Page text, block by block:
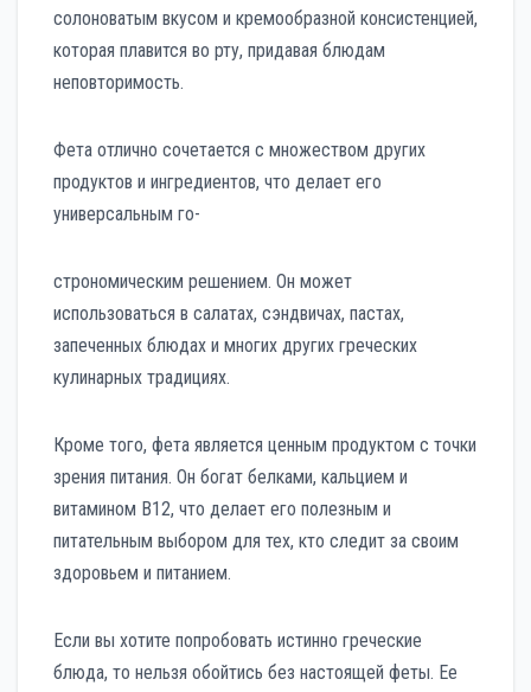
солоноватым вкусом и кремообразной консистенцией,
которая плавится во рту, придавая блюдам
неповторимость.
Фета отлично сочетается с множеством других
продуктов и ингредиентов, что делает его
универсальным го-
строномическим решением. Он может
использоваться в салатах, сэндвичах, пастах,
запеченных блюдах и многих других греческих
кулинарных традициях.
Кроме того, фета является ценным продуктом с точки
зрения питания. Он богат белками, кальцием и
витамином B12, что делает его полезным и
питательным выбором для тех, кто следит за своим
здоровьем и питанием.
Если вы хотите попробовать истинно греческие
блюда, то нельзя обойтись без настоящей феты. Ее